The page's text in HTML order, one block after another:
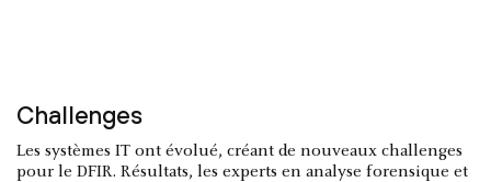
Challenges
Les systèmes IT ont évolué, créant de nouveaux challenges
pour le DFIR. Résultats, les experts en analyse forensique et